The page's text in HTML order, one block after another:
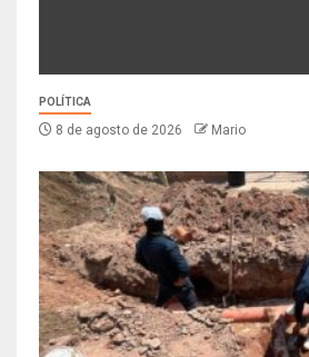
POLÍTICA
8 de agosto de 2026 Mario